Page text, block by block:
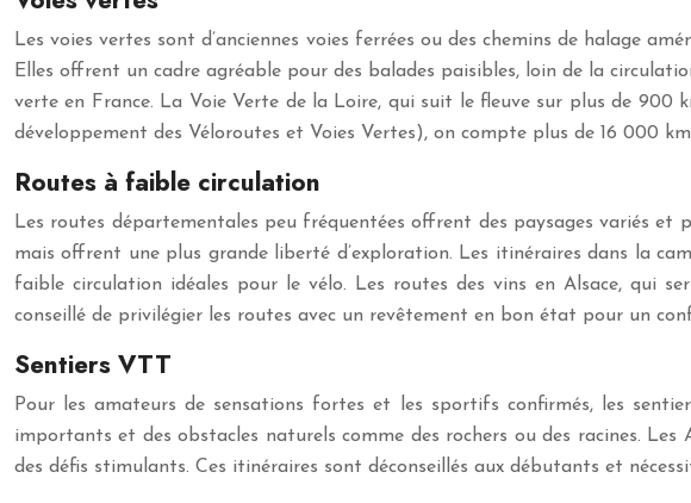
Les voies vertes sont d’anciennes voies ferrées ou des chemins de halage
Elles offrent un cadre agréable pour des balades paisibles, loin de la
verte en France. La Voie Verte de la Loire, qui suit le fleuve sur plus de 900
développement des Véloroutes et Voies Vertes), on compte plus de 16 000
Routes à faible circulation
Les routes départementales peu fréquentées offrent des paysages variés
mais offrent une plus grande liberté d’exploration. Les itinéraires dans la
faible circulation idéales pour le vélo. Les routes des vins en Alsace, qui
conseillé de privilégier les routes avec un revêtement en bon état pour un
Sentiers VTT
Pour les amateurs de sensations fortes et les sportifs confirmés, les
importants et des obstacles naturels comme des rochers ou des racines.
des défis stimulants. Ces itinéraires sont déconseillés aux débutants et